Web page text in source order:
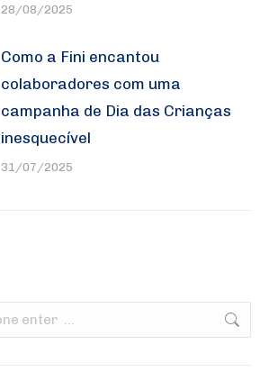
28/08/2025
Como a Fini encantou
colaboradores com uma
campanha de Dia das Crianças
inesquecível
31/07/2025